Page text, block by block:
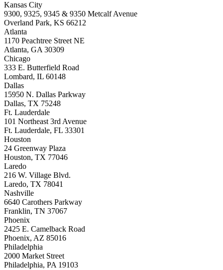
Kansas City
9300, 9325, 9345 & 9350 Metcalf Avenue
Overland Park, KS 66212
Atlanta
1170 Peachtree Street NE
Atlanta, GA 30309
Chicago
333 E. Butterfield Road
Lombard, IL 60148
Dallas
15950 N. Dallas Parkway
Dallas, TX 75248
Ft. Lauderdale
101 Northeast 3rd Avenue
Ft. Lauderdale, FL 33301
Houston
24 Greenway Plaza
Houston, TX 77046
Laredo
216 W. Village Blvd.
Laredo, TX 78041
Nashville
6640 Carothers Parkway
Franklin, TN 37067
Phoenix
2425 E. Camelback Road
Phoenix, AZ 85016
Philadelphia
2000 Market Street
Philadelphia, PA 19103